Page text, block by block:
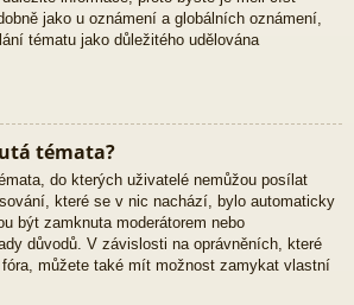
jako u oznámení a globálních oznámení,
tématu jako důležitého udělována
témata?
do kterých uživatelé nemůžou posílat
které se v nic nachází, bylo automaticky
být zamknuta moderátorem nebo
důvodů. V závislosti na oprávněních, které
můžete také mít možnost zamykat vlastní